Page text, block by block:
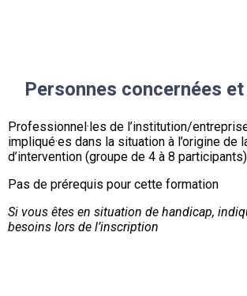
Personnes concernées
Professionnel·les de l’institution/
impliqué·es dans la situation à l’origine de
d’intervention (groupe de 4 à 8 participants)
Pas de prérequis pour cette formation
Si vous êtes en situation de handicap,
besoins lors de l’inscription